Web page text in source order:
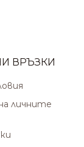
ВРЪЗКИ
личните